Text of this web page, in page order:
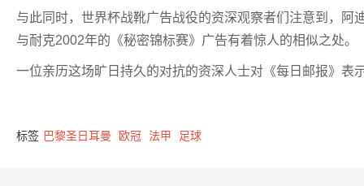
与此同时，世界杯战靴广告战役的资深观察者们注意到，阿
与耐克2002年的《秘密锦标赛》广告有着惊人的相似之处。
一位亲历这场旷日持久的对抗的资深人士对《每日邮报》表
标签 巴黎圣日耳曼 欧冠 法甲 足球